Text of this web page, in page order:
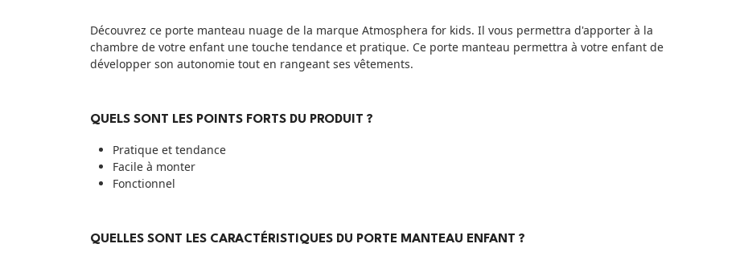
Découvrez ce porte manteau nuage de la marque Atmosphera for kids. Il vous permettra d'apporter à la
chambre de votre enfant une touche tendance et pratique. Ce porte manteau permettra à votre enfant de
développer son autonomie tout en rangeant ses vêtements.
QUELS SONT LES POINTS FORTS DU PRODUIT ?
Pratique et tendance
Facile à monter
Fonctionnel
QUELLES SONT LES CARACTÉRISTIQUES DU PORTE MANTEAU ENFANT ?